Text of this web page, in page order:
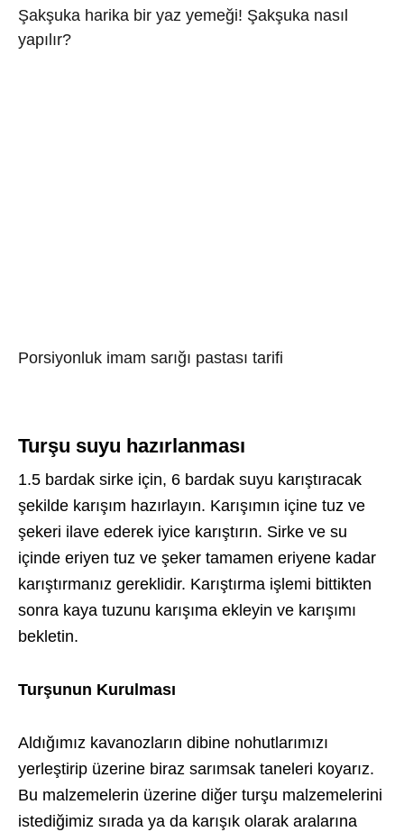
Şakşuka harika bir yaz yemeği! Şakşuka nasıl
yapılır?
Porsiyonluk imam sarığı pastası tarifi
Turşu suyu hazırlanması
1.5 bardak sirke için, 6 bardak suyu karıştıracak
şekilde karışım hazırlayın. Karışımın içine tuz ve
şekeri ilave ederek iyice karıştırın. Sirke ve su
içinde eriyen tuz ve şeker tamamen eriyene kadar
karıştırmanız gereklidir. Karıştırma işlemi bittikten
sonra kaya tuzunu karışıma ekleyin ve karışımı
bekletin.
Turşunun Kurulması
Aldığımız kavanozların dibine nohutlarımızı
yerleştirip üzerine biraz sarımsak taneleri koyarız.
Bu malzemelerin üzerine diğer turşu malzemelerini
istediğimiz sırada ya da karışık olarak aralarına